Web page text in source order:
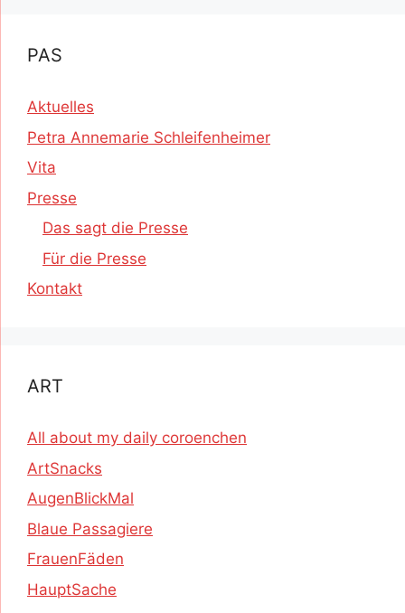
PAS
Aktuelles
Petra Annemarie Schleifenheimer
Vita
Presse
Das sagt die Presse
Für die Presse
Kontakt
ART
All about my daily coroenchen
ArtSnacks
AugenBlickMal
Blaue Passagiere
FrauenFäden
HauptSache